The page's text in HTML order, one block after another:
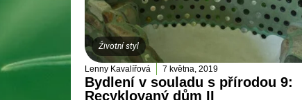
Životní styl
Lenny Kavalířová 7 května, 2019
Bydlení v souladu s přírodou 9:
Recyklovaný dům II